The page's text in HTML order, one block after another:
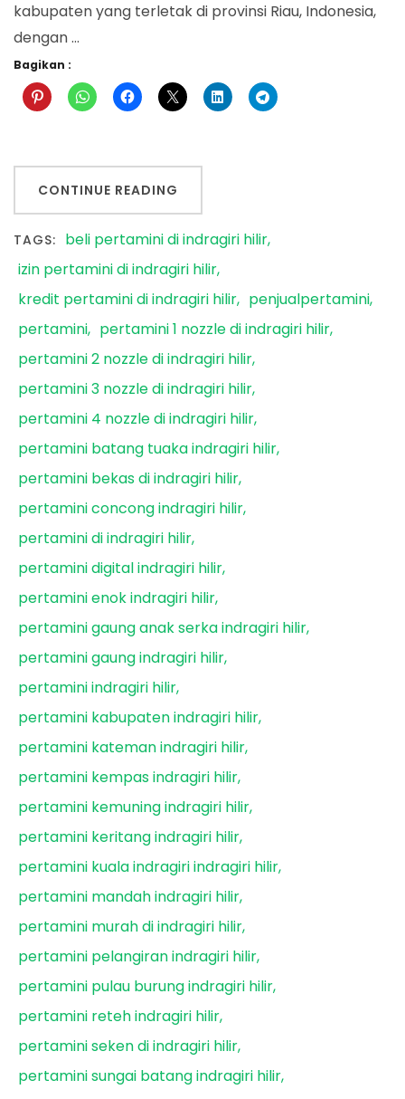
kabupaten yang terletak di provinsi Riau, Indonesia,
dengan …
Bagikan :
CONTINUE READING
TAGS: beli pertamini di indragiri hilir
izin pertamini di indragiri hilir
kredit pertamini di indragiri hilir
penjualpertamini
pertamini
pertamini 1 nozzle di indragiri hilir
pertamini 2 nozzle di indragiri hilir
pertamini 3 nozzle di indragiri hilir
pertamini 4 nozzle di indragiri hilir
pertamini batang tuaka indragiri hilir
pertamini bekas di indragiri hilir
pertamini concong indragiri hilir
pertamini di indragiri hilir
pertamini digital indragiri hilir
pertamini enok indragiri hilir
pertamini gaung anak serka indragiri hilir
pertamini gaung indragiri hilir
pertamini indragiri hilir
pertamini kabupaten indragiri hilir
pertamini kateman indragiri hilir
pertamini kempas indragiri hilir
pertamini kemuning indragiri hilir
pertamini keritang indragiri hilir
pertamini kuala indragiri indragiri hilir
pertamini mandah indragiri hilir
pertamini murah di indragiri hilir
pertamini pelangiran indragiri hilir
pertamini pulau burung indragiri hilir
pertamini reteh indragiri hilir
pertamini seken di indragiri hilir
pertamini sungai batang indragiri hilir